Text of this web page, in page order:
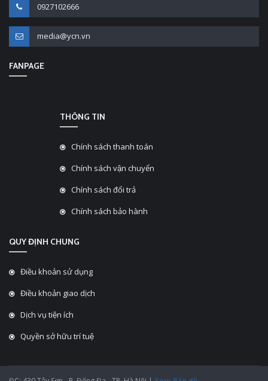
0927102666
media@ycn.vn
FANPAGE
THÔNG TIN
Chính sách thanh toán
Chính sách vận chuyển
Chính sách đổi trả
Chính sách bảo hành
QUY ĐỊNH CHUNG
Điều khoản sử dụng
Điều khoản giao dịch
Dịch vụ tiện ích
Quyền sở hữu trí tuệ